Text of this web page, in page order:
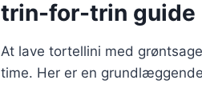
trin-for-trin guide
At lave tortellini med
time. Her er en